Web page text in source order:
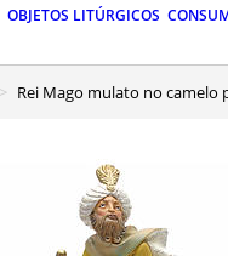
OBJETOS LITÚRGICOS
Rei Mago mulato no